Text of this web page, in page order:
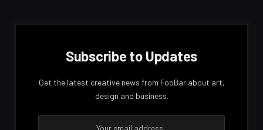
Subscribe to Updates
Get the latest creative news from FooBar about art,
design and business.